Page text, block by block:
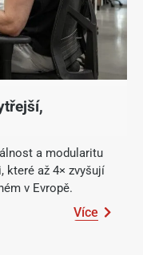
a modularitu
které až 4× zvyšují
v Evropě.
Více